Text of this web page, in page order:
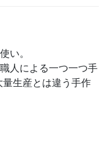
い。
人による一つ一つ手
生産とは違う手作